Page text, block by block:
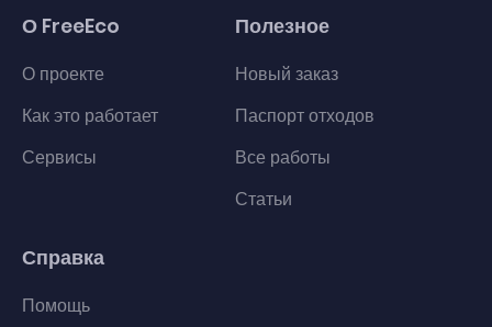
О FreeEco
О проекте
Как это работает
Сервисы
Полезное
Новый заказ
Паспорт отходов
Все работы
Статьи
Справка
Помощь